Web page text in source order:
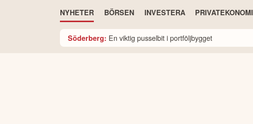
NYHETER BÖRSEN INVESTERA PRIVATEKONOMI
Söderberg: En viktig pusselbit i portföljbygget